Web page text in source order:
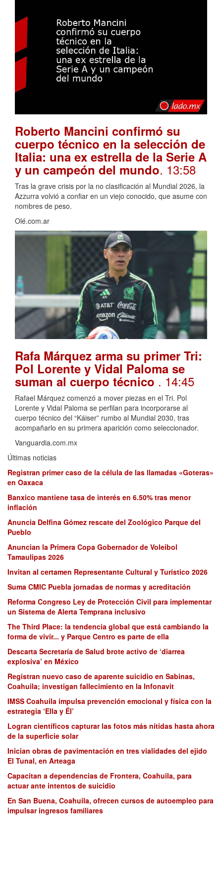
Roberto Mancini confirmó su
cuerpo técnico en la selección de
Italia: una ex estrella de la Serie A
y un campeón del mundo. 13:58
Tras la grave crisis por la no clasificación al Mundial 2026, la
Azzurra volvió a confiar en un viejo conocido, que asume con
nombres de peso.
Olé.com.ar
Rafa Márquez arma su primer Tri:
Pol Lorente y Vidal Paloma se
suman al cuerpo técnico . 14:45
Rafael Márquez comenzó a mover piezas en el Tri. Pol
Lorente y Vidal Paloma se perfilan para incorporarse al
cuerpo técnico del “Káiser” rumbo al Mundial 2030, tras
acompañarlo en su primera aparición como seleccionador.
Vanguardia.com.mx
Últimas noticias
Registran primer caso de la célula de las llamadas «Goteras»
en Oaxaca
Banxico mantiene tasa de interés en 6.50% tras menor
inflación
Anuncia Delfina Gómez rescate del Zoológico Parque del
Pueblo
Anuncian la Primera Copa Gobernador de Voleibol
Tamaulipas 2026
Invitan al certamen Representante Cultural y Turístico 2026
Suma CMIC Puebla jornadas de normas y acreditación
Reforma Congreso Ley de Protección Civil para implementar
un Sistema de Alerta Temprana inclusivo
The Third Place: la tendencia global que está cambiando la
forma de vivir... y Parque Centro es parte de ella
Descarta Secretaría de Salud brote activo de ‘diarrea
explosiva’ en México
Registran nuevo caso de aparente suicidio en Sabinas,
Coahuila; investigan fallecimiento en la Infonavit
IMSS Coahuila impulsa prevención emocional y física con la
estrategia ‘Ella y Él’
Logran científicos capturar las fotos más nítidas hasta ahora
de la superficie solar
Inician obras de pavimentación en tres vialidades del ejido
El Tunal, en Arteaga
Capacitan a dependencias de Frontera, Coahuila, para
actuar ante intentos de suicidio
En San Buena, Coahuila, ofrecen cursos de autoempleo para
impulsar ingresos familiares